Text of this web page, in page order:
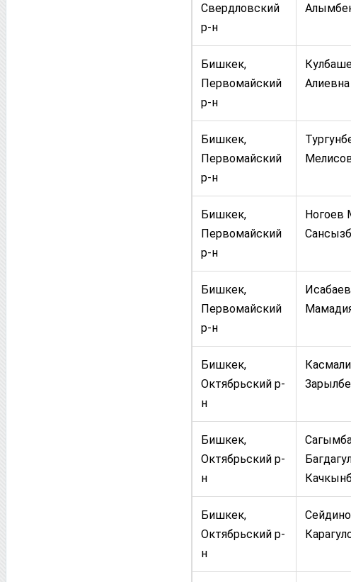
Свердловский
р-н
Бишкек,
Первомайский
р-н
Алиевна
Бишкек,
Первомайский
р-н
Бишкек,
Первомайский
р-н
Ногоев
Бишкек,
Первомайский
р-н
Бишкек,
Октябрьский р-
н
Бишкек,
Октябрьский р-
н
Бишкек,
Октябрьский р-
н